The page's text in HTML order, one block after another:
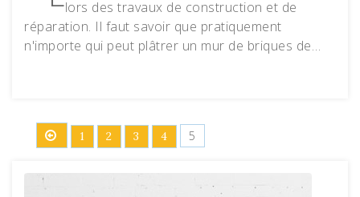
lors des travaux de construction et de
réparation. Il faut savoir que pratiquement
n'importe qui peut plâtrer un mur de briques de…
Pagination
des
1 2 3 4 5